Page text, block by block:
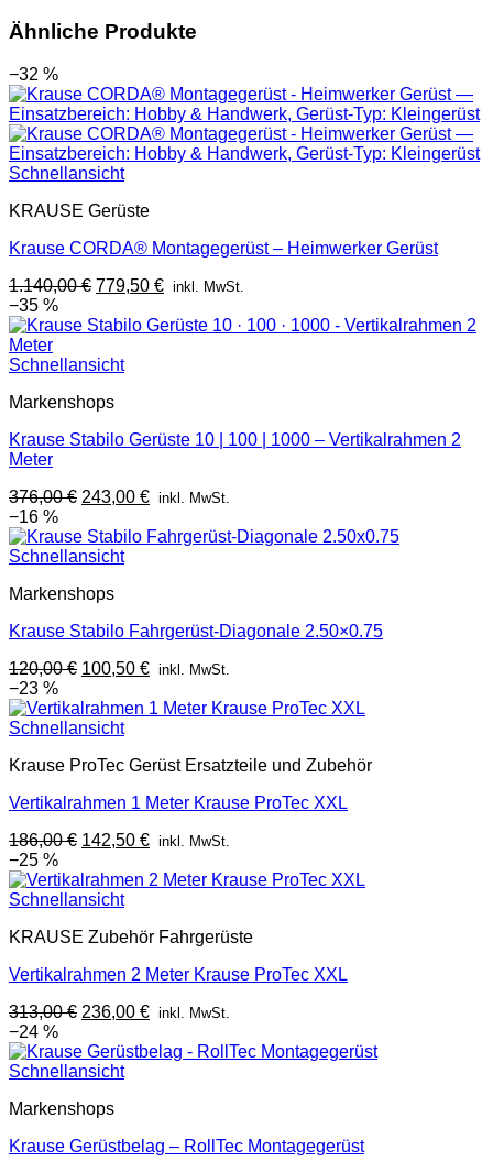
Ähnliche Produkte
−32 %
Schnellansicht
KRAUSE Gerüste
Krause CORDA® Montagegerüst – Heimwerker Gerüst
1.140,00€ Ursprünglicher
war:
779,50 €Aktueller
ist:
inkl. MwSt.
−35 %
Schnellansicht
Markenshops
Krause Stabilo Gerüste 10 | 100 | 1000 – Vertikalrahmen 2
Meter
376,00€ Ursprünglicher
war:
376,00 €
243,00 €Aktueller
ist:
inkl. MwSt.
−16 %
Schnellansicht
Markenshops
Krause Stabilo Fahrgerüst-Diagonale 2.50×0.75
120,00€ Ursprünglicher
war:
120,00 €
100,50 €Aktueller
ist:
inkl. MwSt.
−23 %
Schnellansicht
Krause ProTec Gerüst Ersatzteile und Zubehör
Vertikalrahmen 1 Meter Krause ProTec XXL
186,00€ Ursprünglicher
war:
186,00 €
142,50 €Aktueller
ist:
inkl. MwSt.
−25 %
Schnellansicht
KRAUSE Zubehör Fahrgerüste
Vertikalrahmen 2 Meter Krause ProTec XXL
313,00€ Ursprünglicher
war:
313,00 €
236,00 €Aktueller
ist:
inkl. MwSt.
−24 %
Schnellansicht
Markenshops
Krause Gerüstbelag – RollTec Montagegerüst